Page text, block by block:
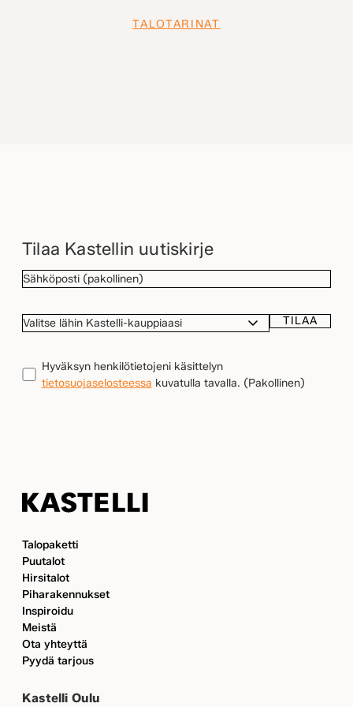
TALOTARINAT
Tilaa Kastellin uutiskirje
SÄHKÖPOSTI(Pakollinen)
VALITSE
KAUPPIAASI
TIETOSUOJA(Pakollinen)
Hyväksyn henkilötietojeni käsittelyn
tietosuojaselosteessa kuvatulla tavalla. (Pakollinen)
TILAA
Talopaketti
Puutalot
Hirsitalot
Piharakennukset
Inspiroidu
Meistä
Ota yhteyttä
Pyydä tarjous
Kastelli Oulu